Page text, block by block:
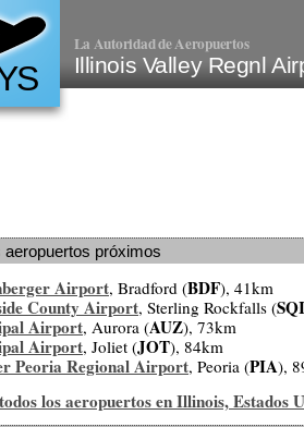
La Autoridad de Aeropuertos
Illinois Valley Regnl
aeropuertos próximos
Airport, Bradford (BDF), 41km
County Airport, Sterling Rockfalls (SQI
Airport, Aurora (AUZ), 73km
Airport, Joliet (JOT), 84km
Peoria Regional Airport, Peoria (PIA),
todos los aeropuertos en Illinois, Estados